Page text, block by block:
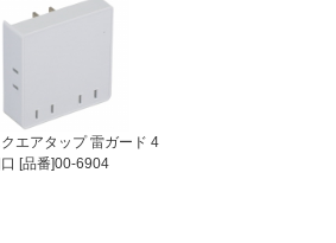
クエアタップ 雷ガード 4
[品番]00-6904